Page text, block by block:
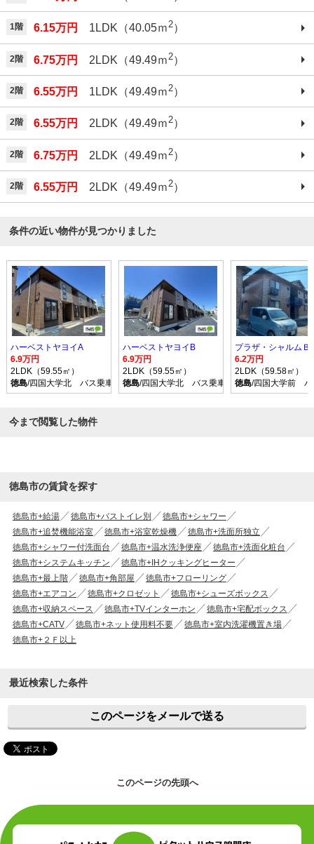
1階 6.15万円 1LDK（40.05ｍ2）
2階 6.75万円 2LDK（49.49ｍ 2）
2階 6.55万円 1LDK（49.49ｍ 2）
2階 6.55万円 2LDK（49.49ｍ2）
2階 6.75万円 2LDK（49.49ｍ 2）
2階 6.55万円 2LDK（49.49ｍ 2）
条件の近い物件が見つかりました
ハーベストヤヨイA
6.9万円
2LDK（59.55㎡）
徳島/四国大学北 バス乗車時間21分 停歩3分
ハーベストヤヨイB
6.9万円
2LDK（59.55㎡）
徳島/四国大学北 バス乗車時間21分 停歩3分
プラザ・シャルムＢ
6.2万円
2LDK（59.58㎡）
徳島/四国大学前
今まで閲覧した物件
徳島市の賃貸を探す
徳島市+給湯 徳島市+バストイレ別
徳島市+シャワー
徳島市+追焚機能浴室
徳島市+浴室乾燥機
徳島市+洗面所独立
徳島市+シャワー付洗面台
徳島市+温水洗浄便座
徳島市+洗面化粧台
徳島市+システムキッチン
徳島市+IHクッキングヒーター
徳島市+最上階
徳島市+角部屋
徳島市+フローリング
徳島市+エアコン
徳島市+クロゼット
徳島市+シューズボックス
徳島市+収納スペース
徳島市+TVインターホン
徳島市+宅配ボックス
徳島市+CATV
徳島市+ネット使用料不要
徳島市+室内洗濯機置き場
徳島市+２Ｆ以上
最近検索した条件
このページをメールで送る
このページの先頭へ